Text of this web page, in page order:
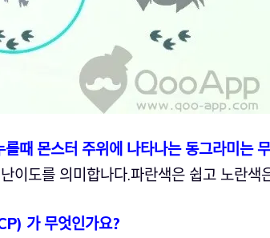
때 몬스터 주위에 나타나는 동그라미는
이도를 의미합나다.파란색은 쉽고 노란색
가 무엇인가요?